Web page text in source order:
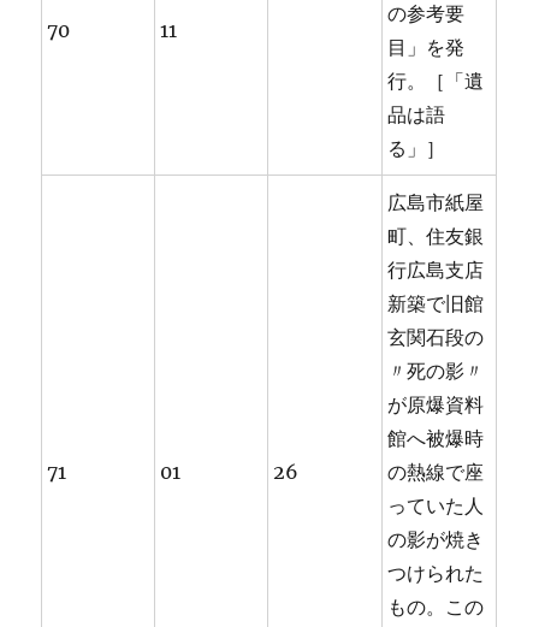
70 11
の参考要
目」を発
行。［「遺
品は語
る」］
71 01 26
広島市紙屋
町、住友銀
行広島支店
新築で旧館
玄関石段の
〃死の影〃
が原爆資料
館へ被爆時
の熱線で座
っていた人
の影が焼き
つけられた
もの。この